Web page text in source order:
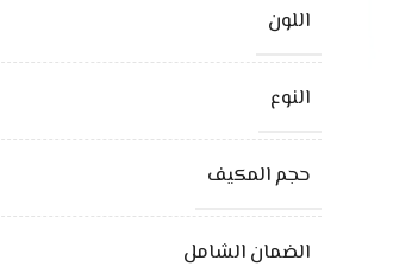
اللون
النوع
حجم المكيف
الضمان الشامل